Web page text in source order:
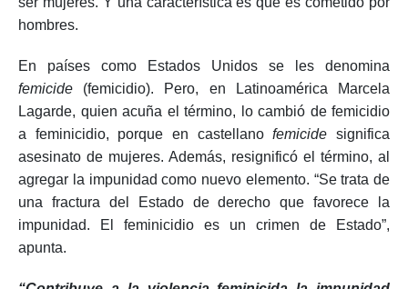
ser mujeres. Y una característica es que es cometido por
En países como Estados Unidos se les denomina
(femicidio). Pero, en Latinoamérica Marcela
Lagarde, quien acuña el término, lo cambió de femicidio
a feminicidio, porque en castellano
significa
asesinato de mujeres. Además, resignificó el término, al
agregar la impunidad como nuevo elemento. “Se trata de
una fractura del Estado de derecho que favorece la
impunidad. El feminicidio es un crimen de Estado”,
apunta.